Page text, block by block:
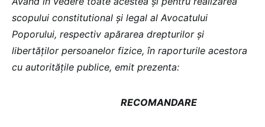
scopului constitutional și legal al Avocatului
Poporului, respectiv apărarea drepturilor și
libertăților persoanelor fizice, în raporturile acestora
cu autoritățile publice, emit prezenta:
RECOMANDARE